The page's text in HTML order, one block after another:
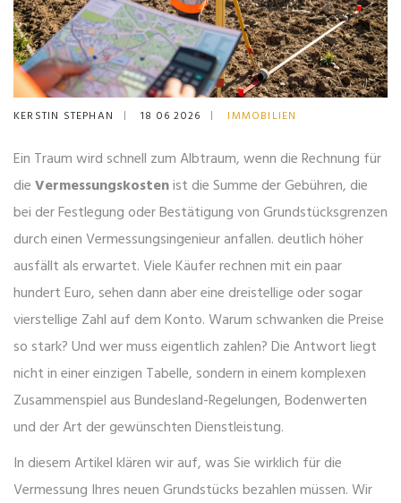
KERSTIN STEPHAN 18 06 2026 IMMOBILIEN
Ein Traum wird schnell zum Albtraum, wenn die Rechnung für
dieVermessungskostenist die Summe der Gebühren, die
bei der Festlegung oder Bestätigung von Grundstücksgrenzen
durch einen Vermessungsingenieur anfallen. deutlich höher
ausfällt als erwartet. Viele Käufer rechnen mit ein paar
hundert Euro, sehen dann aber eine dreistellige oder sogar
vierstellige Zahl auf dem Konto. Warum schwanken die Preise
so stark? Und wer muss eigentlich zahlen? Die Antwort liegt
nicht in einer einzigen Tabelle, sondern in einem komplexen
Zusammenspiel aus Bundesland-Regelungen, Bodenwerten
und der Art der gewünschten Dienstleistung.
In diesem Artikel klären wir auf, was Sie wirklich für die
Vermessung Ihres neuen Grundstücks bezahlen müssen. Wir